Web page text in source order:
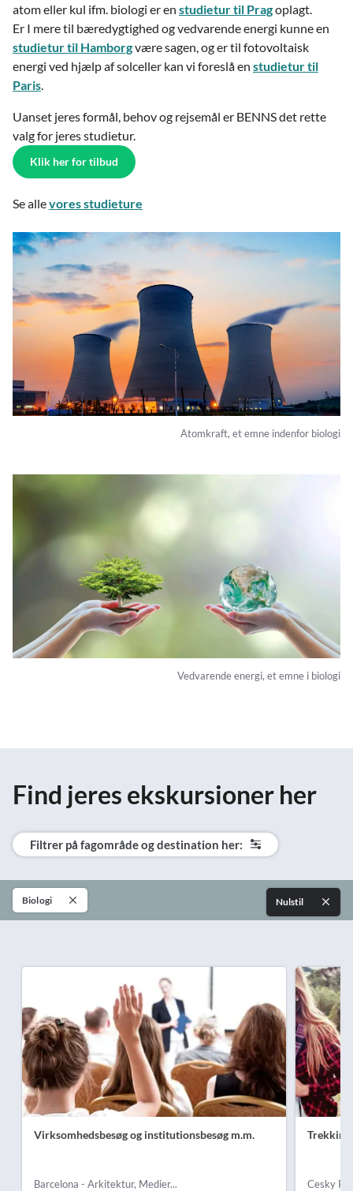
atom eller kul ifm. biologi er en studietur til Pragoplagt.
Er I mere til bæredygtighed og vedvarende energi kunne en
studietur til Hamborgvære sagen, og er til fotovoltaisk
energi ved hjælp af solceller kan vi foreslå en studietur til
Paris.
Uanset jeres formål, behov og rejsemål er BENNS det rette
valg for jeres studietur.
Klik her for tilbud
Se allevores studieture
Atomkraft, et emne indenfor biologi
Vedvarende energi, et emne i biologi
Find jeres ekskursioner her
Filtrer på fagområde og destination her:
Biologi Nulstil
Virksomhedsbesøg og institutionsbesøg m.m.
Barcelona - Arkitektur, Medier...
Trekking
Cesky